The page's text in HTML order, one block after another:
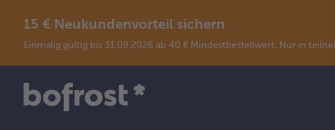
15 € Neukundenvorteil sichern
Einmalig gültig bis 31.08.2026 ab 40 € Mindestbestellwert. Nur in